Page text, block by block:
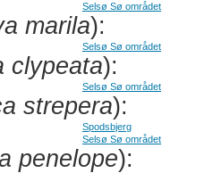
Selsø Sø området
marila):
Selsø Sø området
clypeata):
Selsø Sø området
strepera):
Spodsbjerg
Selsø Sø området
penelope):